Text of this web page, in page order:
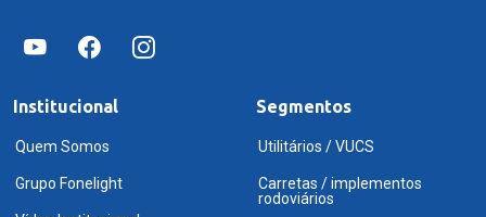
Institucional
Quem Somos
Grupo Fonelight
Segmentos
Utilitários / VUCS
Carretas / implementos
rodoviários